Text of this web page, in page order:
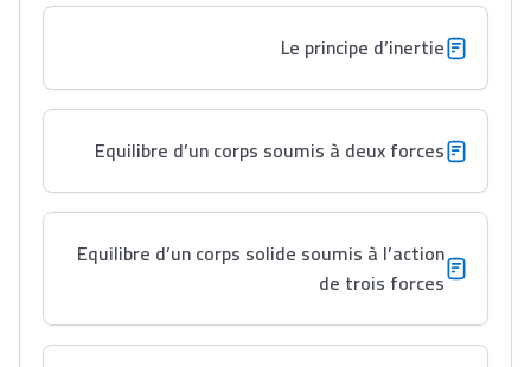
Le principe d’inertie
Equilibre d’un corps soumis à deux forces
Equilibre d’un corps solide soumis à l’action
de trois forces